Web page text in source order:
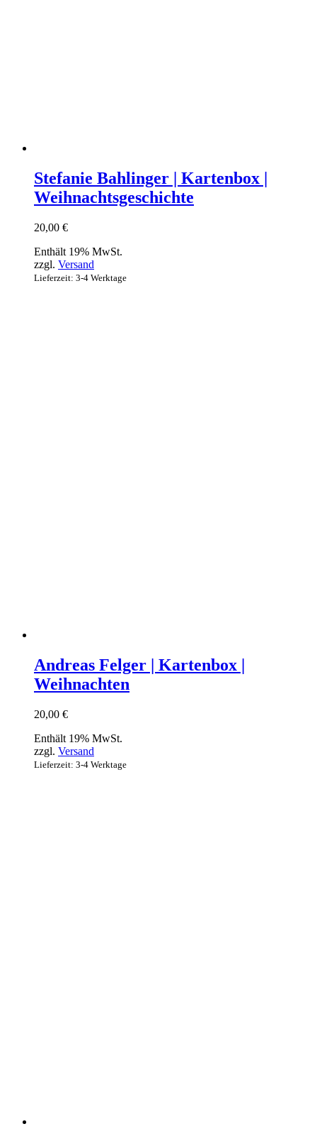
Stefanie Bahlinger | Kartenbox |
Weihnachtsgeschichte
20,00 €
Enthält 19% MwSt.
zzgl. Versand
Lieferzeit: 3-4 Werktage
Andreas Felger | Kartenbox |
Weihnachten
20,00 €
Enthält 19% MwSt.
zzgl. Versand
Lieferzeit: 3-4 Werktage